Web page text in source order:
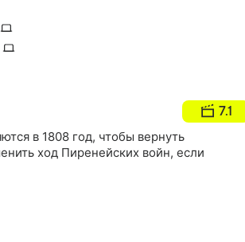
7.1
в 1808 год, чтобы вернуть
ход Пиренейских войн, если